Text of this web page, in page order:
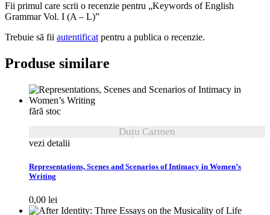
Fii primul care scrii o recenzie pentru „Keywords of English
Grammar Vol. I (A – L)”
Trebuie să fii autentificat pentru a publica o recenzie.
Produse similare
fără stoc
Duțu Carmen
vezi detalii
Representations, Scenes and Scenarios of Intimacy in Women’s
Writing
0,00 lei